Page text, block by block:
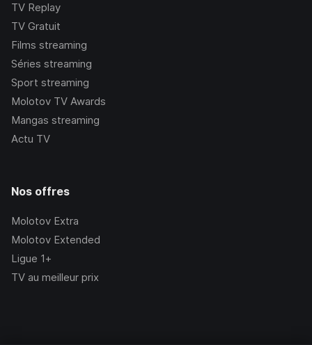
TV Replay
TV Gratuit
Films streaming
Séries streaming
Sport streaming
Molotov TV Awards
Mangas streaming
Actu TV
Nos offres
Molotov Extra
Molotov Extended
Ligue 1+
TV au meilleur prix